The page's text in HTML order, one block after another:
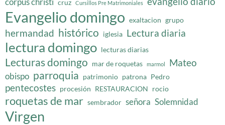
cruz Cursillos Pre Matrimoniales
Evangelio domingo exaltacion grupo
hermandad histórico iglesia Lectura diaria
lectura domingo lecturas diarias
Lecturas domingo mar de roquetas marmol Mateo
obispo parroquia patrimonio patrona Pedro
pentecostes procesión RESTAURACION rocio
roquetas de mar sembrador señora Solemnidad
Virgen